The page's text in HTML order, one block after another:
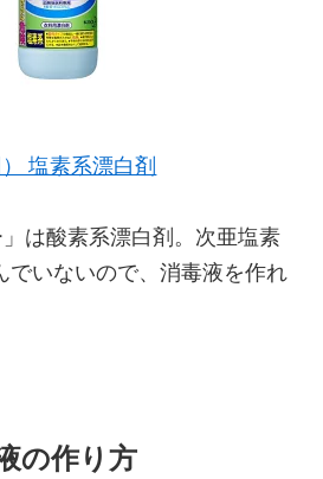
塩素系漂白剤
は酸素系漂白剤。次亜塩素
でいないので、消毒液を作れ
の作り方